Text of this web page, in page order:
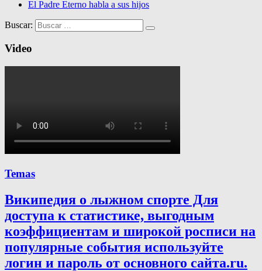
El Padre Eterno habla a sus hijos
Buscar:
Video
Temas
Википедия о лыжном спорте Для
доступа к статистике, выгодным
коэффициентам и широкой росписи на
популярные события используйте
логин и пароль от основного сайта.ru.